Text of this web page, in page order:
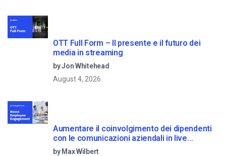
OTT Full Form – Il presente e il futuro dei
media in streaming
by Jon Whitehead
August 4, 2026
Aumentare il coinvolgimento dei dipendenti
con le comunicazioni aziendali in live
streaming
by Max Wilbert